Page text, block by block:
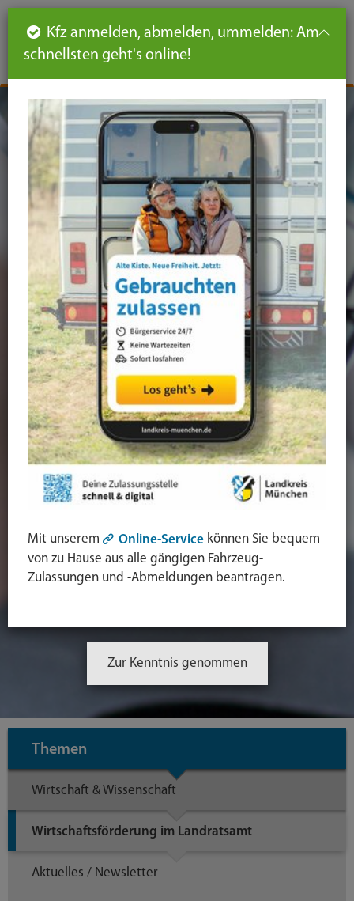
DE
Themen
Wirtschaft & Wissenschaft
Wirtschaftsförderung im Landratsamt
Aktuelles / Newsletter
Seiteninhalt
Hauptnavigation
Seitennavigation
leichte
Sprache
Kfz anmelden, abmelden, ummelden: Am
schnellsten geht's online!
Mit unserem Online-Service können Sie bequem
von zu Hause aus alle gängigen Fahrzeug-
Zulassungen und -Abmeldungen beantragen.
Zur Kenntnis genommen